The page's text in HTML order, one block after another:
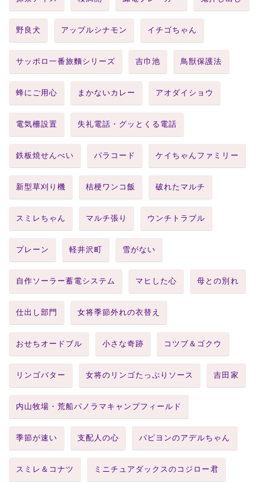
野良犬 アップルシナモン イチゴちゃん
サッポロ一番旅麵シリーズ 吉巾池 鳥獣保護法
蜂にご用心 まかないカレー アオダイショウ
電気柵設置 失礼電話・グッとくる電話
鉄板焼せんべい パラコード ケイちゃんファミリー
新型草刈り機 桔梗ワンコ飯 破れたマルチ
スミレちゃん マルチ張り ウンチトラブル
プレーン 軽井沢町 雪がない
自作ソーラー蓄電システム マヒした心 母との別れ
仕出し部門 女将季節外れの衣替え
おせちオードブル 小さな奇跡 コツブ＆ゴクウ
リンゴバター 女将のリンゴたっぷりソース 吉田家
内山牧場・荒船パノラマキャンプフィールド
季節が速い 支配人の心 パピヨンのアデルちゃん
スミレ＆コナツ ミニチュアダックスのコジロー君